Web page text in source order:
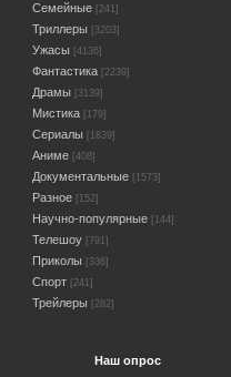
Семейные [241]
Триллеры [3203]
Ужасы [4136]
Фантастика [2239]
Драмы [3139]
Мистика [179]
Сериалы [1839]
Аниме [408]
Документальные [1573]
Разное [152]
Научно-популярные [144]
Телешоу [791]
Приколы [336]
Спорт [241]
Трейлеры [282]
Наш опрос